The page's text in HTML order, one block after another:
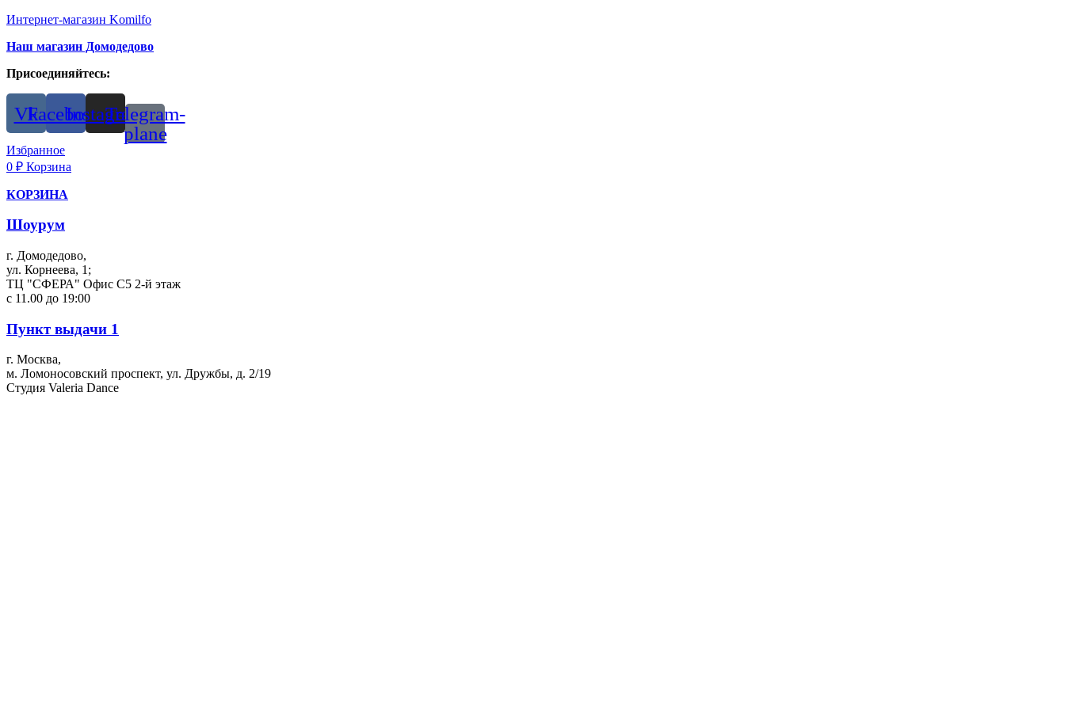
Интернет-магазин Komilfo
Наш магазин Домодедово
Присоединяйтесь:
VkFacebookInstagramTelegram-
plane
Избранное
0 ₽ Корзина
КОРЗИНА
Шоурум
г. Домодедово,
ул. Корнеева, 1;
ТЦ "СФЕРА" Офис С5 2-й этаж
с 11.00 до 19:00
Пункт выдачи 1
г. Москва,
м. Ломоносовский проспект, ул. Дружбы, д. 2/19
Студия Valeria Dance